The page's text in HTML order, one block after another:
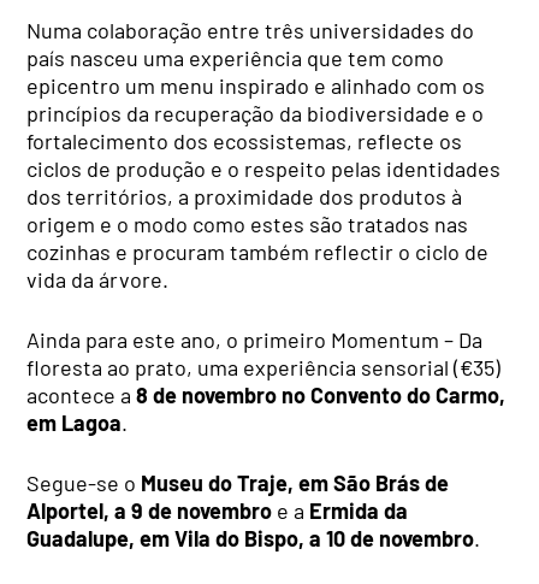
Numa colaboração entre três universidades do
país nasceu uma experiência que tem como
epicentro um menu inspirado e alinhado com os
princípios da recuperação da biodiversidade e o
fortalecimento dos ecossistemas, reflecte os
ciclos de produção e o respeito pelas identidades
dos territórios, a proximidade dos produtos à
origem e o modo como estes são tratados nas
cozinhas e procuram também reflectir o ciclo de
vida da árvore.
Ainda para este ano, o primeiro Momentum – Da
floresta ao prato, uma experiência sensorial (€35)
acontece a8 de novembro no Convento do Carmo,
em Lagoa.
Segue-se o Museu do Traje, em São Brás de
Alportel, a 9 de novembro e a Ermida da
Guadalupe, em Vila do Bispo, a 10 de novembro.